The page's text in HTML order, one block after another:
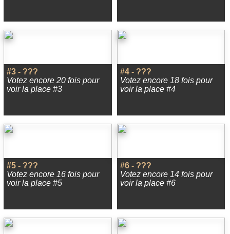
#3 - ???
Votez encore 20 fois pour
voir la place #3
#4 - ???
Votez encore 18 fois pour
voir la place #4
#5 - ???
Votez encore 16 fois pour
voir la place #5
#6 - ???
Votez encore 14 fois pour
voir la place #6